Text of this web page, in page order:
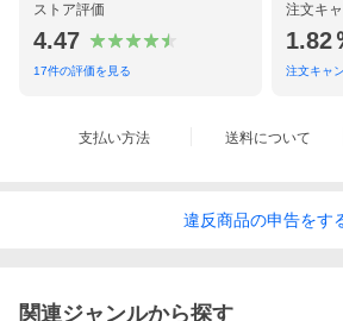
ストア評価
4.47
17件の評価を見る
注文キ
1.82
注文キャ
支払い方法 送料について
違反商品の申告をす
関連ジャンルから探す